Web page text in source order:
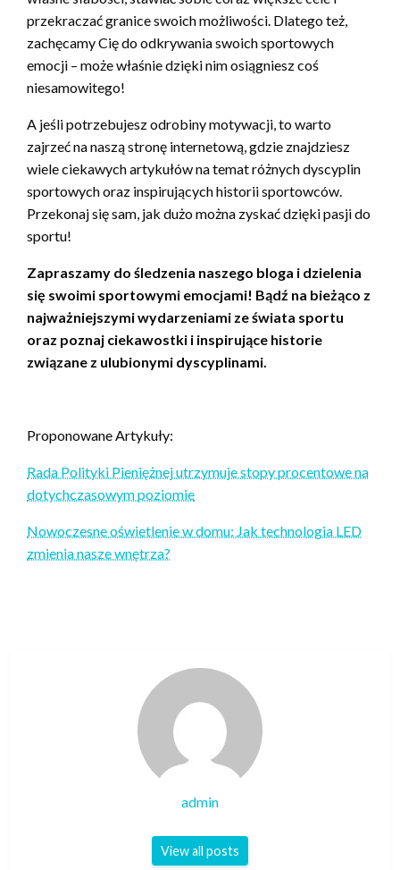
przekraczać granice swoich możliwości. Dlatego też,
zachęcamy Cię do odkrywania swoich sportowych
emocji – może właśnie dzięki nim osiągniesz coś
niesamowitego!
A jeśli potrzebujesz odrobiny motywacji, to warto
zajrzeć na naszą stronę internetową, gdzie znajdziesz
wiele ciekawych artykułów na temat różnych dyscyplin
sportowych oraz inspirujących historii sportowców.
Przekonaj się sam, jak dużo można zyskać dzięki pasji do
sportu!
Zapraszamy do śledzenia naszego bloga i dzielenia
się swoimi sportowymi emocjami! Bądź na bieżąco z
najważniejszymi wydarzeniami ze świata sportu
oraz poznaj ciekawostki i inspirujące historie
związane z ulubionymi dyscyplinami.
Proponowane Artykuły:
Rada Polityki Pieniężnej utrzymuje stopy procentowe na
dotychczasowym poziomie
Nowoczesne oświetlenie w domu: Jak technologia LED
zmienia nasze wnętrza?
admin
View all posts